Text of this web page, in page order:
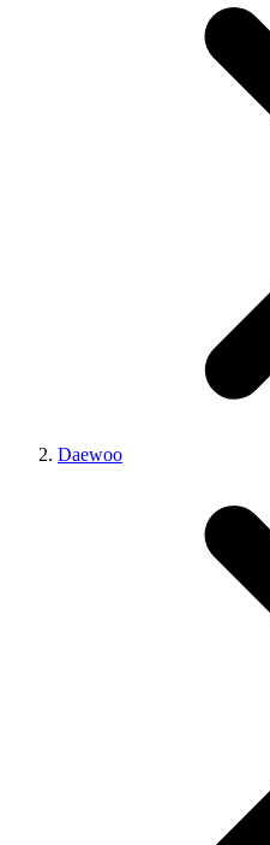
Daewoo